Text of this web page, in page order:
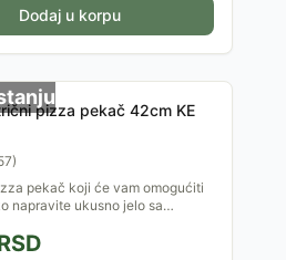
Dodaj u korpu
pizza pekač 42cm KE
)
pekač koji će vam omogućiti
napravite ukusno jelo sa